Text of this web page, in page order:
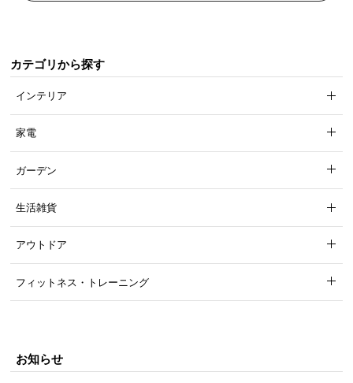
カテゴリから探す
インテリア
家電
ガーデン
生活雑貨
アウトドア
フィットネス・トレーニング
お知らせ